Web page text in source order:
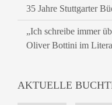
35 Jahre Stuttgarter
„Ich schreibe immer
Oliver Bottini im
AKTUELLE